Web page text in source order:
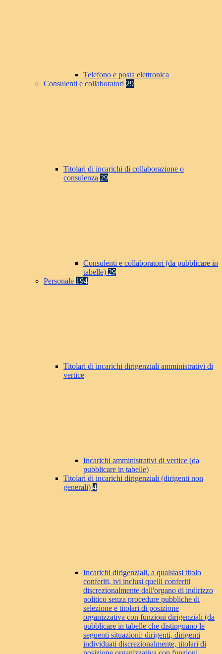
Telefono e posta elettronica
Consulenti e collaboratori 29
Titolari di incarichi di collaborazione o
consulenza 29
Consulenti e collaboratori (da pubblicare in
tabelle) 29
Personale 194
Titolari di incarichi dirigenziali amministrativi di
vertice
Incarichi amministrativi di vertice (da
pubblicare in tabelle)
Titolari di incarichi dirigenziali (dirigenti non
generali) 4
Incarichi dirigenziali, a qualsiasi titolo
conferiti, ivi inclusi quelli conferiti
discrezionalmente dall'organo di indirizzo
politico senza procedure pubbliche di
selezione e titolari di posizione
organizzativa con funzioni dirigenziali (da
pubblicare in tabelle che distinguano le
seguenti situazioni: dirigenti, dirigenti
individuati discrezionalmente, titolari di